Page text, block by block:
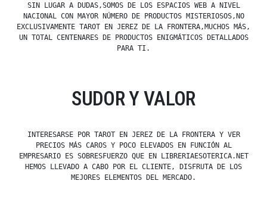
SIN LUGAR A DUDAS,SOMOS DE LOS ESPACIOS WEB A NIVEL
NACIONAL CON MAYOR NÚMERO DE PRODUCTOS MISTERIOSOS,NO
EXCLUSIVAMENTE TAROT EN JEREZ DE LA FRONTERA,MUCHOS MÁS,
UN TOTAL CENTENARES DE PRODUCTOS ENIGMÁTICOS DETALLADOS
PARA TI.
SUDOR Y VALOR
INTERESARSE POR TAROT EN JEREZ DE LA FRONTERA Y VER
PRECIOS MÁS CAROS Y POCO ELEVADOS EN FUNCIÓN AL
EMPRESARIO ES SOBRESFUERZO QUE EN LIBRERIAESOTERICA.NET
HEMOS LLEVADO A CABO POR EL CLIENTE, DISFRUTA DE LOS
MEJORES ELEMENTOS DEL MERCADO.